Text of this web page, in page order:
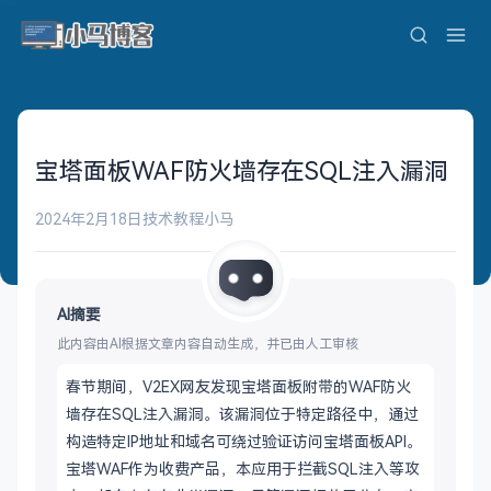
宝塔面板WAF防火墙存在SQL注入漏洞
2024年2月18日技术教程小马
AI摘要
此内容由AI根据文章内容自动生成，并已由人工审核
春节期间，V2EX网友发现宝塔面板附带的WAF防火
墙存在SQL注入漏洞。该漏洞位于特定路径中，通过
构造特定IP地址和域名可绕过验证访问宝塔面板API。
宝塔WAF作为收费产品，本应用于拦截SQL注入等攻